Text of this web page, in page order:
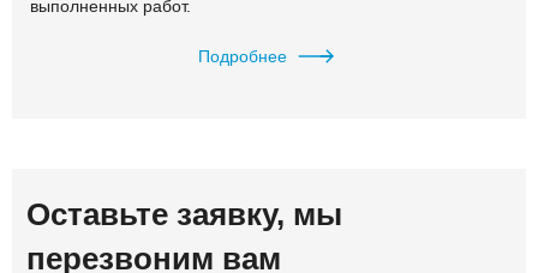
выполненных работ.
Подробнее
Оставьте заявку, мы
перезвоним вам